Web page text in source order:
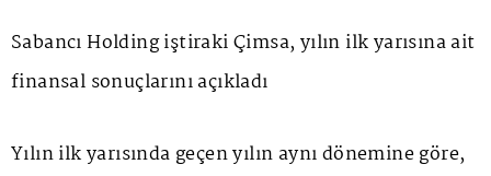
Sabancı Holding iştiraki Çimsa, yılın ilk yarısına ait
finansal sonuçlarını açıkladı
Yılın ilk yarısında geçen yılın aynı dönemine göre,